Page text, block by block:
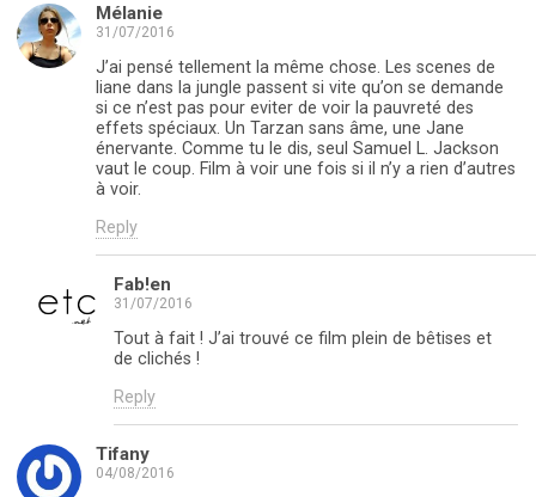
Mélanie
31/07/2016
J’ai pensé tellement la même chose. Les scenes de
liane dans la jungle passent si vite qu’on se demande
si ce n’est pas pour eviter de voir la pauvreté des
effets spéciaux. Un Tarzan sans âme, une Jane
énervante. Comme tu le dis, seul Samuel L. Jackson
vaut le coup. Film à voir une fois si il n’y a rien d’autres
à voir.
Reply
Fab!en
31/07/2016
Tout à fait ! J’ai trouvé ce film plein de bêtises et
de clichés !
Reply
Tifany
04/08/2016